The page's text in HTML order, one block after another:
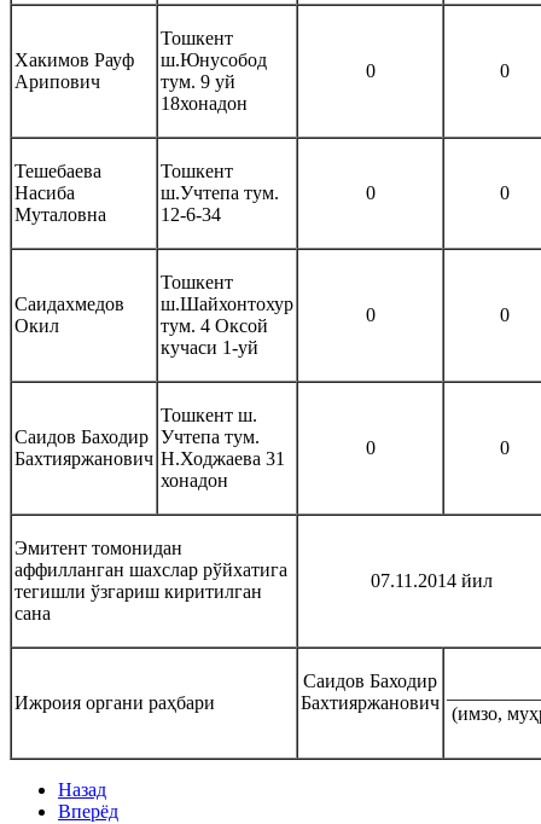
Хакимов Рауф
Арипович
Тошкент
ш.Юнусобод
тум. 9 уй
18хонадон
0 0
Тешебаева
Насиба
Муталовна
Тошкент
ш.Учтепа тум.
12-6-34
0 0
Саидахмедов
Окил
Тошкент
ш.Шайхонтохур
тум. 4 Оксой
кучаси 1-уй
0 0
Саидов Баходир
Бахтияржанович
Тошкент ш.
Учтепа тум.
Н.Ходжаева 31
хонадон
0 0
‎‎Эмитент томонидан
аффилланган шахслар рўйхатига
тегишли ўзгариш киритилган
сана ‎
‎‎07.11.2014 йил
Ижроия органи раҳбари‎‎‎
Саидов Баходир
Бахтияржанович
‎(имзо,
Назад
Вперёд